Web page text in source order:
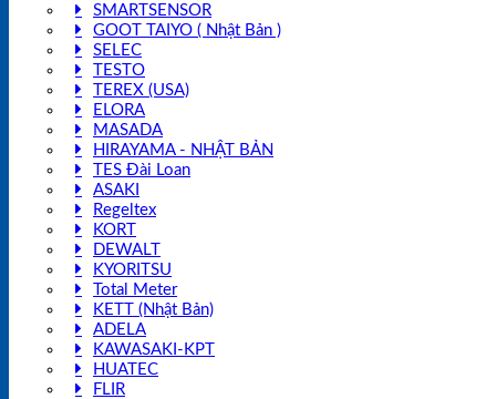
SMARTSENSOR
GOOT TAIYO ( Nhật Bản )
SELEC
TESTO
TEREX (USA)
ELORA
MASADA
HIRAYAMA - NHẬT BẢN
TES Đài Loan
ASAKI
Regeltex
KORT
DEWALT
KYORITSU
Total Meter
KETT (Nhật Bản)
ADELA
KAWASAKI-KPT
HUATEC
FLIR